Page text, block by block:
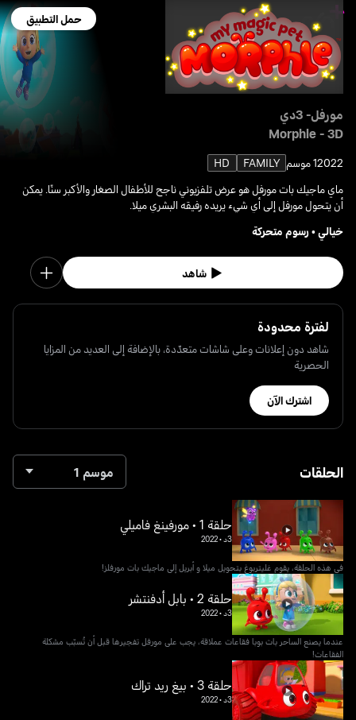
حمل التطبيق
مورفل- 3دي
Morphle - 3D
20221 موسم FAMILY
HD
ماي ماجيك بات مورفل هو عرض تلفزيوني ناجح للأطفال الصغار والأكبر سنًا. يمكن
أن يتحول مورفل إلى أي شيء يريده رفيقه البشري ميلا.
خيالي •رسوم متحركة
شاهد
لفترة محدودة
شاهد دون إعلانات وعلى شاشات متعدّدة، بالإضافة إلى العديد من المزايا
الحصرية
اشترك الآن
الحلقات موسم 1
حلقة 1 • مورفينغ فاميلي
3د •
2022
في هذه الحلقة، يقوم غليتربوغ بتحويل ميلا و أبريل إلى ماجيك بات مورفلز!
حلقة 2 • بابل أدفنتشر
3د •
2022
عندما يصنع الساحر بات بوبا فقاعات عملاقة، يجب على مورفل تفجيرها قبل أن تُسبّب مشكلة
الفقاعات!
حلقة 3 • بيغ ريد تراك
3د •
2022